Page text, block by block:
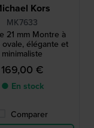
Kors
MK7633
21 mm Montre à
élégante et
minimaliste
169,00 €
● En stock
Comparer